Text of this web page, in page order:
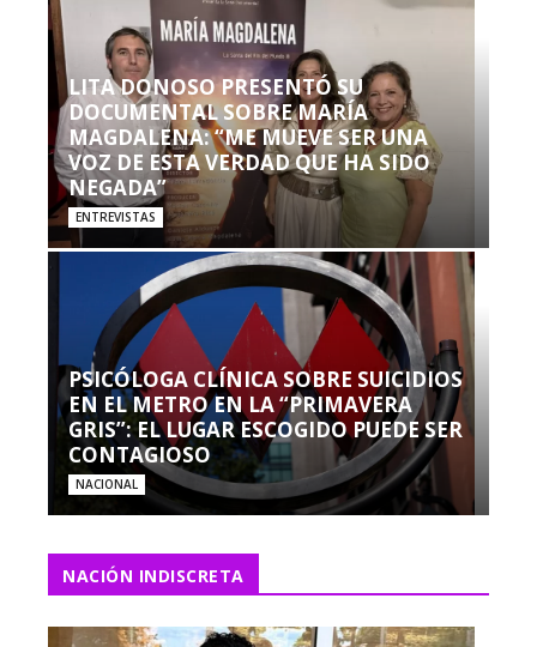
LITA DONOSO PRESENTÓ SU
DOCUMENTAL SOBRE MARÍA
MAGDALENA: “ME MUEVE SER UNA
VOZ DE ESTA VERDAD QUE HA SIDO
NEGADA”
ENTREVISTAS
PSICÓLOGA CLÍNICA SOBRE SUICIDIOS
EN EL METRO EN LA “PRIMAVERA
GRIS”: EL LUGAR ESCOGIDO PUEDE SER
CONTAGIOSO
NACIONAL
NACIÓN INDISCRETA